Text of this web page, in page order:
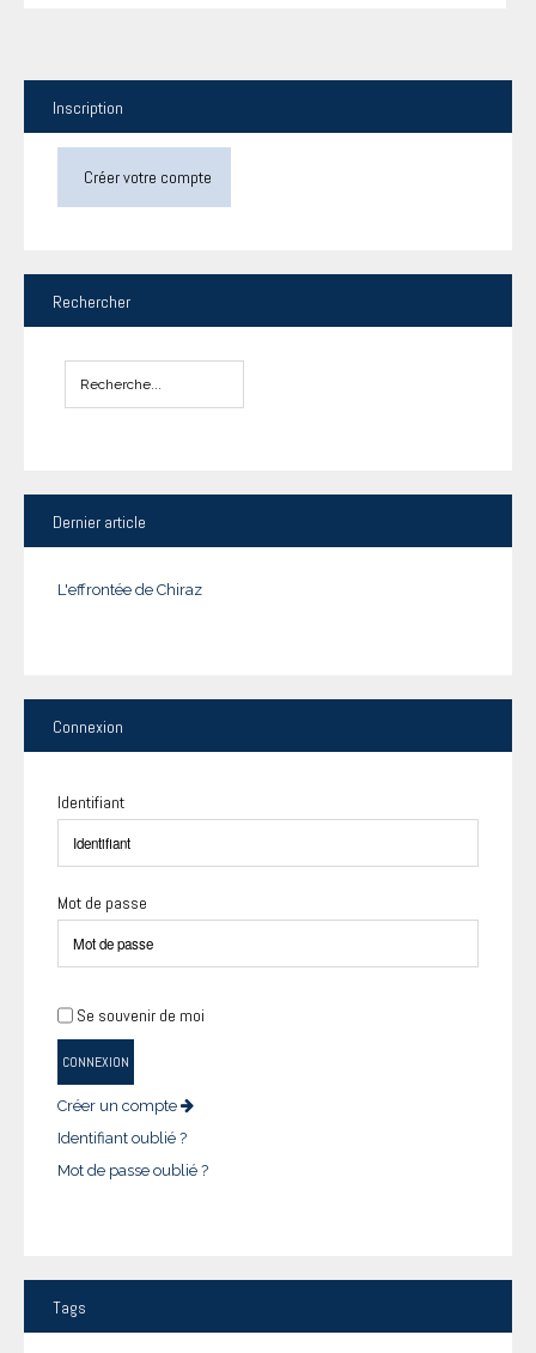
Inscription
Créer votre compte
Rechercher
Dernier article
L'effrontée de Chiraz
Connexion
Identifiant
Mot de passe
Se souvenir de moi
CONNEXION
Créer un compte
Identifiant oublié ?
Mot de passe oublié ?
Tags